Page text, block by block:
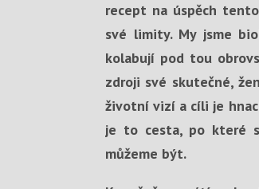
recept na úspěch
své limity. My jsme
kolabují pod tou
zdroji své skutečné,
životní vizí a cíli je
je to cesta, po které
můžeme být.